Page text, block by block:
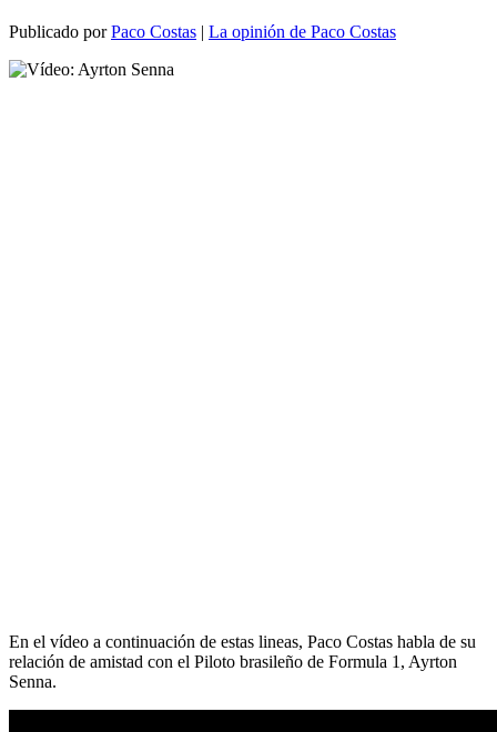
Publicado porPaco Costas | La opinión de Paco Costas
En el vídeo a continuación de estas lineas, Paco Costas habla de su
relación de amistad con el Piloto brasileño de Formula 1, Ayrton
Senna.